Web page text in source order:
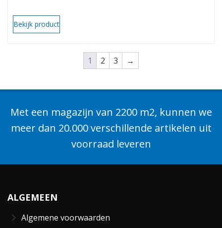
Bekijk product
1 2 3 →
Met een magazijn van 2200 m2, kunnen we
meer dan 20.000 verschillende artikelen uit
voorraad leveren
ALGEMEEN
Algemene voorwaarden